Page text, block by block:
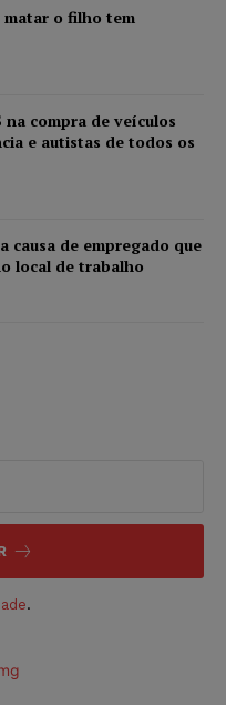
o filho tem
na compra de veículos
e autistas de todos os
causa de empregado que
local de trabalho
.